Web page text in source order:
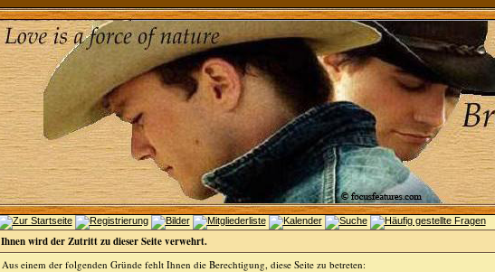
Ihnen wird der Zutritt zu dieser Seite verwehrt.
Aus einem der folgenden Gründe fehlt Ihnen die Berechtigung, diese Seite zu betreten: